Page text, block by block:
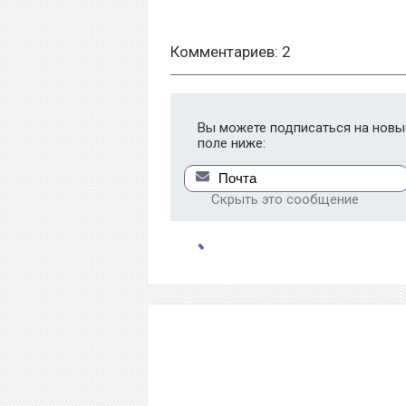
Комментариев: 2
Вы можете подписаться на
поле ниже:
Скрыть это сообщение